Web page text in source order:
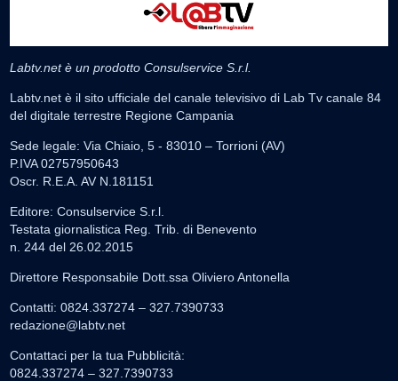
Labtv.net è un prodotto Consulservice S.r.l.
Labtv.net è il sito ufficiale del canale televisivo di Lab Tv canale 84
del digitale terrestre Regione Campania
Sede legale: Via Chiaio, 5 - 83010 – Torrioni (AV)
P.IVA 02757950643
Oscr. R.E.A. AV N.181151
Editore: Consulservice S.r.l.
Testata giornalistica Reg. Trib. di Benevento
n. 244 del 26.02.2015
Direttore Responsabile Dott.ssa Oliviero Antonella
Contatti: 0824.337274 – 327.7390733
redazione@labtv.net
Contattaci per la tua Pubblicità:
0824.337274 – 327.7390733